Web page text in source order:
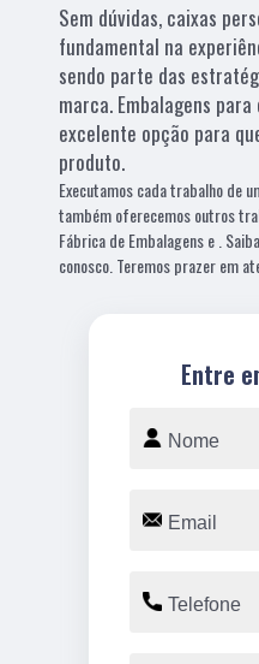
Sem dúvidas, caixas
fundamental na
sendo parte das
marca. Embalagens
excelente opção para
produto.
Executamos cada trabalho de
também oferecemos outros
Fábrica de Embalagens e .
conosco. Teremos prazer em
Entre